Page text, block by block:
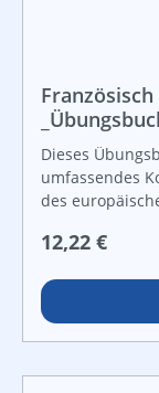
CD
Dieses
umfassendes
des
angeboten
Diplomprüfung
Kompetenzen
Regulärer
12,22 €